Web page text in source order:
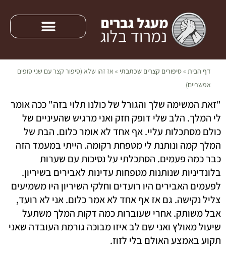
דף הבית »סיפורים קצרים שכתבתי » אז זהו שלא (סיפור קצר עם שני סופים
אפשריים)
"זאת המשימה שלך והגורל של כולנו תלוי בזה" ככה אומר
לי המלך. הלב שלי דופק חזק ואני מרגיש שהעיניים של
כולם מסתכלות עליי. אף אחד לא אומר כלום. הבת של
המלך קמה ונותנת לי מטפחת רקומה. הייתי במעמד הזה
כבר כמה פעמים. הסתכלתי על נסיכות עם שערות
בלונדיניות שנותנות מטפחות עדינות לאבירים בשיריון.
לפעמים האבירים היו רועדים וחלקי השיריון היו משמיעים
צליל נקישה. גם אז אף אחד לא אמר כלום. אני לא רועד,
אבל משותק. אחרי שעוברות כמה דקות המלך משתעל
שיעול מאולץ ואני שם לב איזו מבוכה גורמת העובדה שאני
תקוע באמצע האולם בלי לזוז.